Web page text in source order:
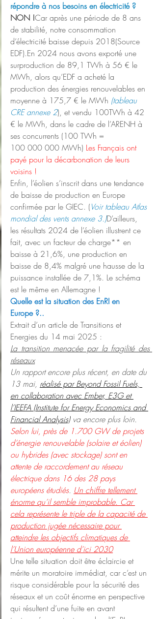
répondre à nos besoins en électricité ?
NON !Car après une période de 8 ans
de stabilité, notre consommation
d’électricité baisse depuis 2018(Source
EDF).En 2024 nous avons exporté une
surproduction de 89,1 TWh à 56 € le
MWh, alors qu’EDF a acheté la
production des énergies renouvelables en
moyenne à 175,7 € le MWh (tableau
CRE annexe 2), et vendu 100TWh à 42
€ le MWh, dans le cadre de l’ARENH à
ses concurrents (100 TWh =
100 000 000 MWh) Les Français ont
payé pour la décarbonation de leurs
voisins !
Enfin, l’éolien s’inscrit dans une tendance
de baisse de production en Europe
confirmée par le GIEC. (Voir tableau Atlas
mondial des vents annexe 3.)D’ailleurs,
les résultats 2024 de l’éolien illustrent ce
fait, avec un facteur de charge** en
baisse à 21,6%, une production en
baisse de 8,4% malgré une hausse de la
puissance installée de 7,1%. Le schéma
est le même en Allemagne !
Quelle est la situation des EnRI en
Europe ?..
Extrait d’un article de Transitions et
Energies du 14 mai 2025 :
La transition menacée par la fragilité des
réseaux
Un rapport encore plus récent, en date du
13 mai, réalisé par Beyond Fossil Fuels,
en collaboration avec Ember, E3G et
l’IEEFA (Institute for Energy Economics and
Financial Analysis) va encore plus loin.
Selon lui, près de 1.700 GW de projets
d’énergie renouvelable (solaire et éolien)
ou hybrides (avec stockage) sont en
attente de raccordement au réseau
électrique dans 16 des 28 pays
européens étudiés. Un chiffre tellement
énorme qu’il semble improbable. Car
cela représente le triple de la capacité de
production jugée nécessaire pour
atteindre les objectifs climatiques de
l’Union européenne d’ici 2030
Une telle situation doit être éclaircie et
mérite un moratoire immédiat, car c’est un
risque considérable pour la sécurité des
réseaux et un coût énorme en perspective
qui résultent d’une fuite en avant